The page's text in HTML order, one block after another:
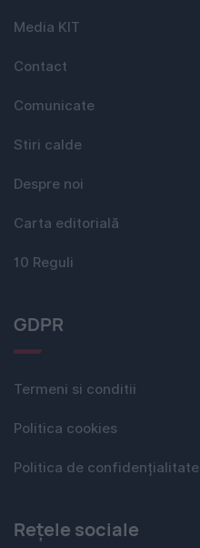
Media KIT
Contact
Comunicate
Stiri calde
Despre noi
Carta editorială
10 Reguli
GDPR
Termeni si conditii
Politica cookies
Politica de confidențialitate
Rețele sociale